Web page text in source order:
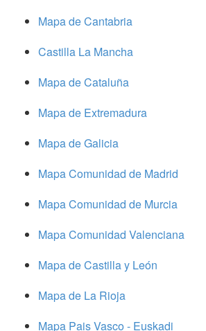
Mapa de Cantabria
Castilla La Mancha
Mapa de Cataluña
Mapa de Extremadura
Mapa de Galicia
Mapa Comunidad de Madrid
Mapa Comunidad de Murcia
Mapa Comunidad Valenciana
Mapa de Castilla y León
Mapa de La Rioja
Mapa Pais Vasco - Euskadi